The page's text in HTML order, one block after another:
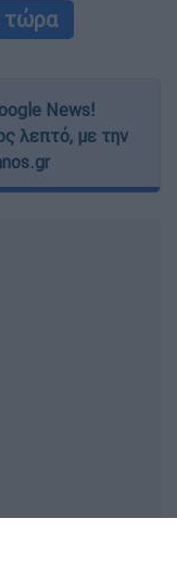
τώρα
News!
λεπτό, με την